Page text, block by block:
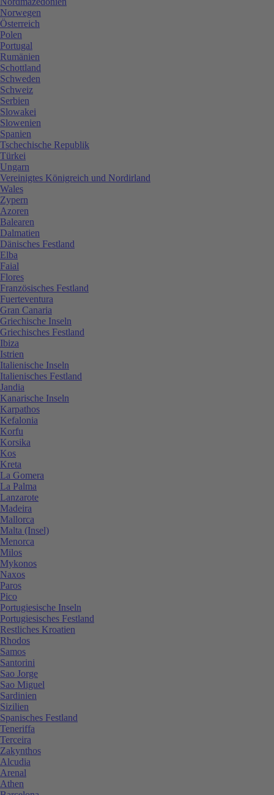
Norwegen
Österreich
Polen
Portugal
Rumänien
Schottland
Schweden
Schweiz
Serbien
Slowakei
Slowenien
Spanien
Tschechische Republik
Türkei
Ungarn
Vereinigtes Königreich und Nordirland
Wales
Zypern
Azoren
Balearen
Dalmatien
Dänisches Festland
Elba
Faial
Flores
Französisches Festland
Fuerteventura
Gran Canaria
Griechische Inseln
Griechisches Festland
Ibiza
Istrien
Italienische Inseln
Italienisches Festland
Jandia
Kanarische Inseln
Karpathos
Kefalonia
Korfu
Korsika
Kos
Kreta
La Gomera
La Palma
Lanzarote
Madeira
Mallorca
Malta (Insel)
Menorca
Milos
Mykonos
Naxos
Paros
Pico
Portugiesische Inseln
Portugiesisches Festland
Restliches Kroatien
Rhodos
Samos
Santorini
Sao Jorge
Sao Miguel
Sardinien
Sizilien
Spanisches Festland
Teneriffa
Terceira
Zakynthos
Alcudia
Arenal
Athen